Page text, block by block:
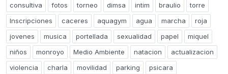
consultiva
fotos torneo dimsa intim braulio
torre
Inscripciones
caceres aquagym agua marcha
roja
jovenes
musica portellada sexualidad papel
miquel
niños
monroyo Medio Ambiente natacion
actualizacion
violencia
charla movilidad parking
psicara